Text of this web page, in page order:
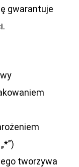
gwarantuje
tworzywa